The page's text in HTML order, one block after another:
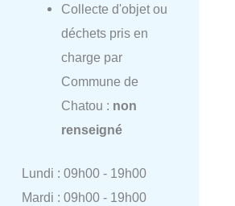
Collecte d'objet ou
déchets pris en
charge par
Commune de
Chatou : non
renseigné
Lundi : 09h00 - 19h00
Mardi : 09h00 - 19h00